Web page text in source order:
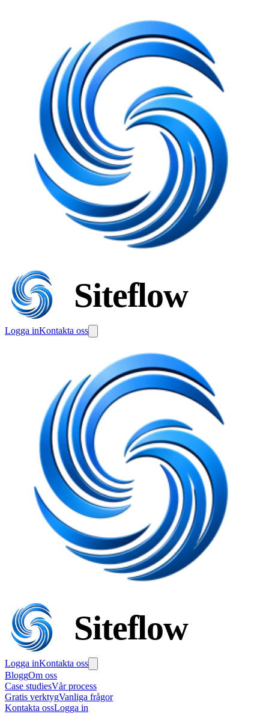
Siteflow
Logga inKontakta oss
Siteflow
Logga inKontakta oss
BloggOm oss
Case studiesVår process
Gratis verktygVanliga frågor
Kontakta ossLogga in